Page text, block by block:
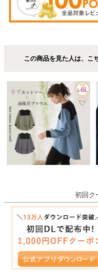
この商品を見た人は、こ
初回ク